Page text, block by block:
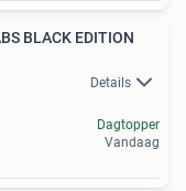
BLACK EDITION
Details
Dagtopper
Vandaag